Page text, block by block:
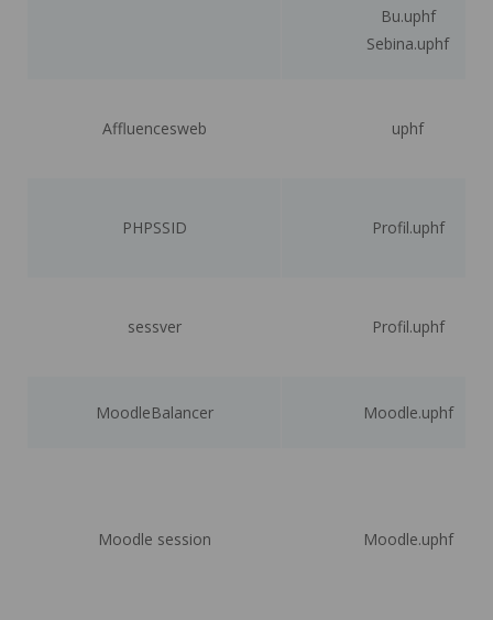
Bu.uphf
Sebina.uphf
Affluencesweb uphf
PHPSSID Profil.uphf
sessver Profil.uphf
MoodleBalancer Moodle.uphf
Moodle session Moodle.uphf